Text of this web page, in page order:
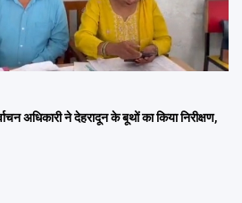
अधिकारी ने देहरादून के बूथों का किया निरीक्षण,